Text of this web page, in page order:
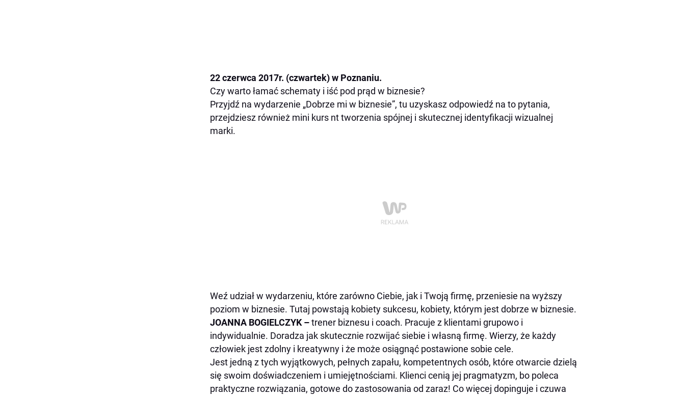
22 czerwca 2017r. (czwartek) w Poznaniu.
Czy warto łamać schematy i iść pod prąd w biznesie?
Przyjdź na wydarzenie „Dobrze mi w biznesie”, tu uzyskasz odpowiedź na to pytania,
przejdziesz również mini kurs nt tworzenia spójnej i skutecznej identyfikacji wizualnej
marki.
Weź udział w wydarzeniu, które zarówno Ciebie, jak i Twoją firmę, przeniesie na wyższy
poziom w biznesie. Tutaj powstają kobiety sukcesu, kobiety, którym jest dobrze w biznesie.
JOANNA BOGIELCZYK –trener biznesu i coach. Pracuje z klientami grupowo i
indywidualnie. Doradza jak skutecznie rozwijać siebie i własną firmę. Wierzy, że każdy
człowiek jest zdolny i kreatywny i że może osiągnąć postawione sobie cele.
Jest jedną z tych wyjątkowych, pełnych zapału, kompetentnych osób, które otwarcie dzielą
się swoim doświadczeniem i umiejętnościami. Klienci cenią jej pragmatyzm, bo poleca
praktyczne rozwiązania, gotowe do zastosowania od zaraz! Co więcej dopinguje i czuwa